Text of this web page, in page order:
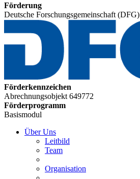
Förderung
Deutsche Forschungsgemeinschaft (DFG)
Förderkennzeichen
Abrechnungsobjekt 649772
Förderprogramm
Basismodul
Über Uns
Leitbild
Team
Organisation